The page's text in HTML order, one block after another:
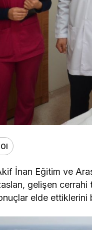
İnan Eğitim ve
gelişen cerrahi
elde